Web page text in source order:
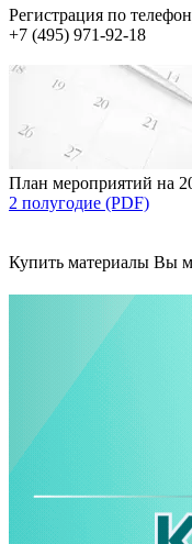
Регистрация по
+7 (495) 971-92-18
План мероприятий на
2 полугодие (PDF)
Купить материалы Вы